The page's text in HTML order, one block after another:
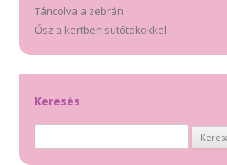
Táncolva a zebrán
Ősz a kertben sütőtökökkel
Keresés